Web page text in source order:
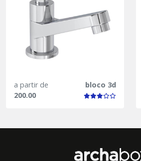
a partir de
200.00
bloco 3d